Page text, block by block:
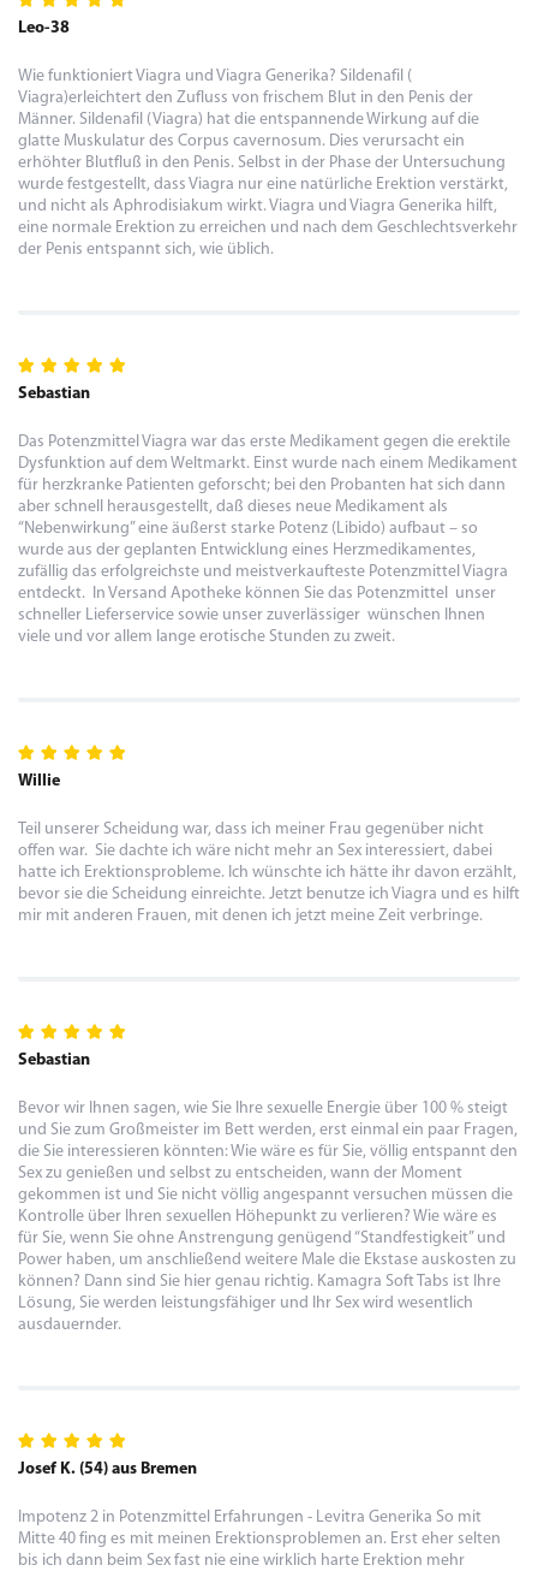
Leo-38
Wie funktioniert Viagra und Viagra Generika? Sildenafil (
Viagra)erleichtert den Zufluss von frischem Blut in den Penis der
Männer. Sildenafil (Viagra) hat die entspannende Wirkung auf die
glatte Muskulatur des Corpus cavernosum. Dies verursacht ein
erhöhter Blutfluß in den Penis. Selbst in der Phase der Untersuchung
wurde festgestellt, dass Viagra nur eine natürliche Erektion verstärkt,
und nicht als Aphrodisiakum wirkt. Viagra und Viagra Generika hilft,
eine normale Erektion zu erreichen und nach dem Geschlechtsverkehr
der Penis entspannt sich, wie üblich.
Sebastian
Das Potenzmittel Viagra war das erste Medikament gegen die erektile
Dysfunktion auf dem Weltmarkt. Einst wurde nach einem Medikament
für herzkranke Patienten geforscht; bei den Probanten hat sich dann
aber schnell herausgestellt, daß dieses neue Medikament als
“Nebenwirkung” eine äußerst starke Potenz (Libido) aufbaut – so
wurde aus der geplanten Entwicklung eines Herzmedikamentes,
zufällig das erfolgreichste und meistverkaufteste Potenzmittel Viagra
entdeckt. In Versand Apotheke können Sie das Potenzmittel unser
schneller Lieferservice sowie unser zuverlässiger wünschen Ihnen
viele und vor allem lange erotische Stunden zu zweit.
Willie
Teil unserer Scheidung war, dass ich meiner Frau gegenüber nicht
offen war. Sie dachte ich wäre nicht mehr an Sex interessiert, dabei
hatte ich Erektionsprobleme. Ich wünschte ich hätte ihr davon erzählt,
bevor sie die Scheidung einreichte. Jetzt benutze ich Viagra und es hilft
mir mit anderen Frauen, mit denen ich jetzt meine Zeit verbringe.
Sebastian
Bevor wir Ihnen sagen, wie Sie Ihre sexuelle Energie über 100 % steigt
und Sie zum Großmeister im Bett werden, erst einmal ein paar Fragen,
die Sie interessieren könnten: Wie wäre es für Sie, völlig entspannt den
Sex zu genießen und selbst zu entscheiden, wann der Moment
gekommen ist und Sie nicht völlig angespannt versuchen müssen die
Kontrolle über Ihren sexuellen Höhepunkt zu verlieren? Wie wäre es
für Sie, wenn Sie ohne Anstrengung genügend “Standfestigkeit” und
Power haben, um anschließend weitere Male die Ekstase auskosten zu
können? Dann sind Sie hier genau richtig. Kamagra Soft Tabs ist Ihre
Lösung, Sie werden leistungsfähiger und Ihr Sex wird wesentlich
ausdauernder.
Josef K. (54) aus Bremen
Impotenz 2 in Potenzmittel Erfahrungen - Levitra Generika So mit
Mitte 40 fing es mit meinen Erektionsproblemen an. Erst eher selten
bis ich dann beim Sex fast nie eine wirklich harte Erektion mehr